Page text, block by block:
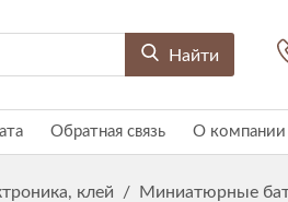
Найти
Обратная связь О компании
клей / Миниатюрные